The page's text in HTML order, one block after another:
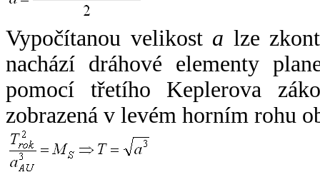
Vypočítanou velikost a lze
nachází dráhové elementy
pomocí třetího Keplerova
zobrazená v levém horním rohu